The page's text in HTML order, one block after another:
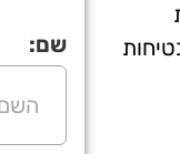
שם: